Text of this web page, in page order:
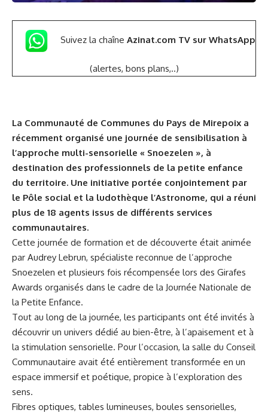
Suivez la chaîne Azinat.com TV sur WhatsApp
(alertes, bons plans,..)
La Communauté de Communes du Pays de Mirepoix a
récemment organisé une journée de sensibilisation à
l’approche multi-sensorielle « Snoezelen », à
destination des professionnels de la petite enfance
du territoire. Une initiative portée conjointement par
le Pôle social et la ludothèque l’Astronome, qui a réuni
plus de 18 agents issus de différents services
communautaires.
Cette journée de formation et de découverte était animée
par Audrey Lebrun, spécialiste reconnue de l’approche
Snoezelen et plusieurs fois récompensée lors des Girafes
Awards organisés dans le cadre de la Journée Nationale de
la Petite Enfance.
Tout au long de la journée, les participants ont été invités à
découvrir un univers dédié au bien-être, à l’apaisement et à
la stimulation sensorielle. Pour l’occasion, la salle du Conseil
Communautaire avait été entièrement transformée en un
espace immersif et poétique, propice à l’exploration des
sens.
Fibres optiques, tables lumineuses, boules sensorielles,